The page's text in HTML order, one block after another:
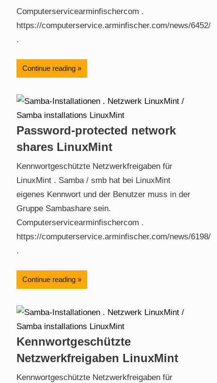
Computerservicearminfischercom .
https://computerservice.arminfischer.com/news/6452/
.
Continue reading
Password-protected network
shares LinuxMint
Kennwortgeschützte Netzwerkfreigaben für
LinuxMint . Samba / smb hat bei LinuxMint
eigenes Kennwort und der Benutzer muss in der
Gruppe Sambashare sein.
Computerservicearminfischercom .
https://computerservice.arminfischer.com/news/6198/
.
Continue reading
Kennwortgeschützte
Netzwerkfreigaben LinuxMint
Kennwortgeschützte Netzwerkfreigaben für